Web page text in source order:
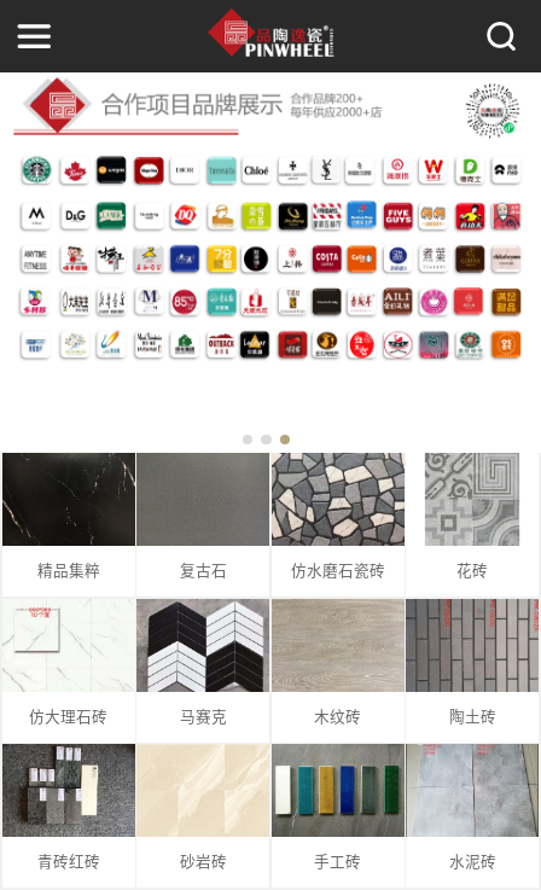
精品集粹 复古石 仿水磨石瓷砖 花砖
仿大理石砖 马赛克 木纹砖 陶土砖
青砖红砖 砂岩砖 手工砖 水泥砖